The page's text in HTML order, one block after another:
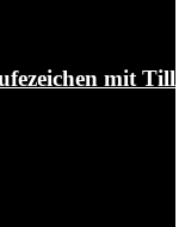
mit Till